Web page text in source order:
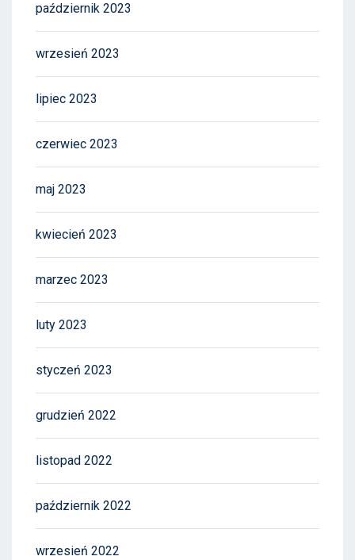
październik 2023
wrzesień 2023
lipiec 2023
czerwiec 2023
maj 2023
kwiecień 2023
marzec 2023
luty 2023
styczeń 2023
grudzień 2022
listopad 2022
październik 2022
wrzesień 2022